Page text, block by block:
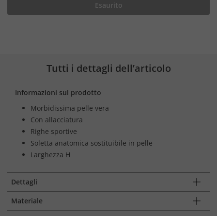
Esaurito
Tutti i dettagli dell’articolo
Informazioni sul prodotto
Morbidissima pelle vera
Con allacciatura
Righe sportive
Soletta anatomica sostituibile in pelle
Larghezza H
Dettagli
Materiale